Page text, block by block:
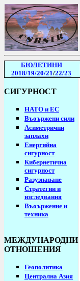
БЮЛЕТИНИ
2018/19/20/21/22/23
СИГУРНОСТ
НАТО и ЕС
Въоържени сили
Асиметрични
заплахи
Енергийна
сигурност
Кибернетична
сигурност
Разузнаване
Стратегии и
изследвания
Въоържение и
техника
МЕЖДУНАРОДНИ
ОТНОШЕНИЯ
Геополитика
Централна Азия